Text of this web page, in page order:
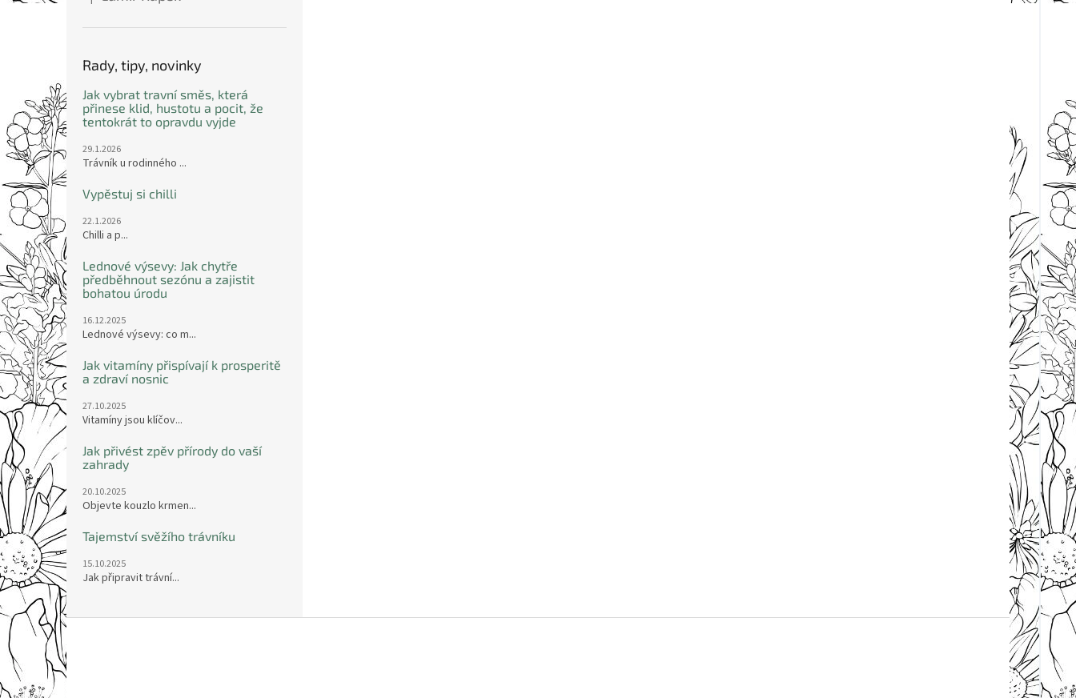
Rady, tipy, novinky
Jak vybrat travní směs, která
přinese klid, hustotu a pocit, že
tentokrát to opravdu vyjde
29.1.2026
Trávník u rodinného ...
Vypěstuj si chilli
22.1.2026
Chilli a p...
Lednové výsevy: Jak chytře
předběhnout sezónu a zajistit
bohatou úrodu
16.12.2025
Lednové výsevy: co m...
Jak vitamíny přispívají k prosperitě
a zdraví nosnic
27.10.2025
Vitamíny jsou klíčov...
Jak přivést zpěv přírody do vaší
zahrady
20.10.2025
Objevte kouzlo krmen...
Tajemství svěžího trávníku
15.10.2025
Jak připravit trávní...
a